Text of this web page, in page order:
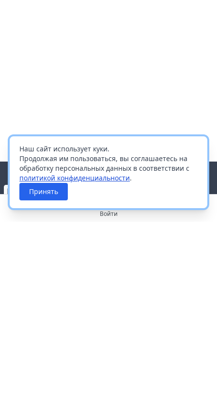
Наш сайт использует куки.
Продолжая им пользоваться, вы соглашаетесь на
обработку персональных данных в соответствии с
политикой конфиденциальности.
Принять
Войти